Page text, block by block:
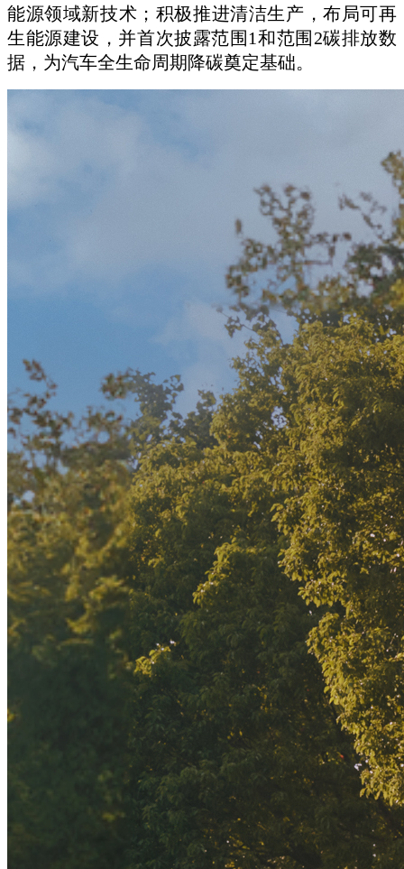
能源领域新技术；积极推进清洁生产，布局可再
生能源建设，并首次披露范围1和范围2碳排放数
据，为汽车全生命周期降碳奠定基础。